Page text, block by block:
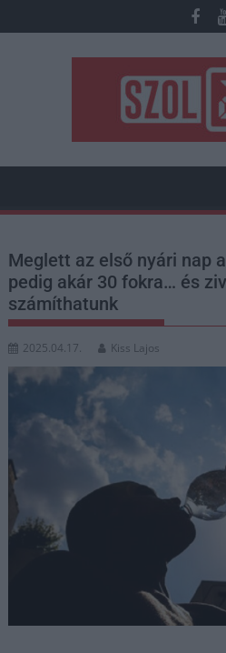
to
Meglett az első nyári nap
pedig akár 30 fokra… és
számíthatunk
2025.04.17. Kiss Lajos